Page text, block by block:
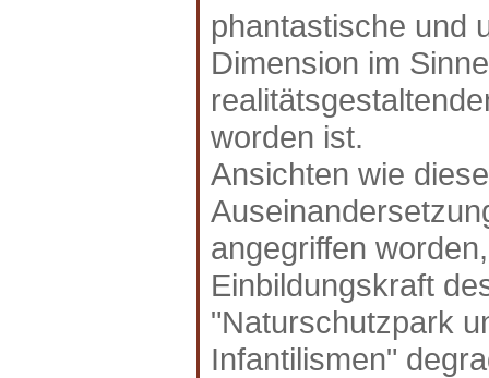
phantastische und
Dimension im
worden ist.
Ansichten wie
angegriffen
Einbildungskraft
"Naturschutzpark
Infantilismen"